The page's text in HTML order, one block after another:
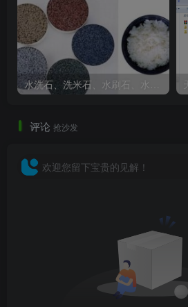
评论 抢沙发
欢迎您留下宝贵的见解！